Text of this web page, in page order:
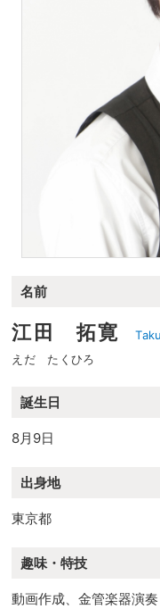
名前
江田 拓寛
えだ たくひろ
誕生日
8月9日
出身地
東京都
趣味・特技
動画作成、金管楽器演